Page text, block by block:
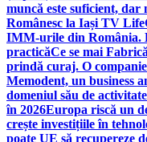
muncă este suficient,
Românesc la Iași TV Life
IMM-urile din România.
practicăCe se mai
prindă curaj. O
Memodent, un business
domeniul său de activitate
în 2026Europa riscă un
crește investițiile în
poate UE să recupereze